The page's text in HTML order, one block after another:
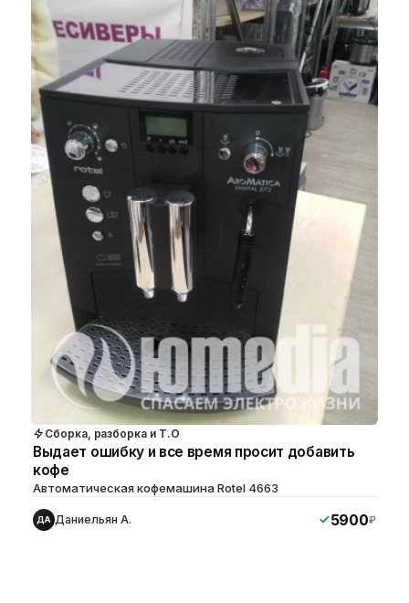
Сборка, разборка и Т.О
Выдает ошибку и все время просит добавить
кофе
Автоматическая кофемашина Rotel 4663
ДА Даниельян А. 5900₽